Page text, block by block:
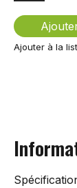
Ajouter à la